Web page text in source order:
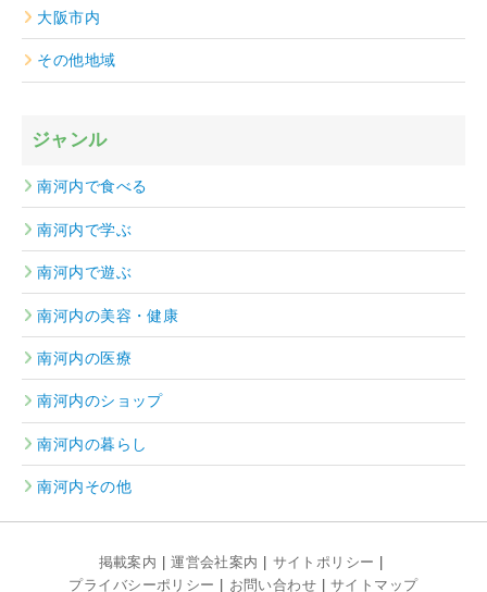
大阪市内
その他地域
ジャンル
南河内で食べる
南河内で学ぶ
南河内で遊ぶ
南河内の美容・健康
南河内の医療
南河内のショップ
南河内の暮らし
南河内その他
掲載案内 運営会社案内
サイトポリシー
プライバシーポリシー
お問い合わせ サイトマップ